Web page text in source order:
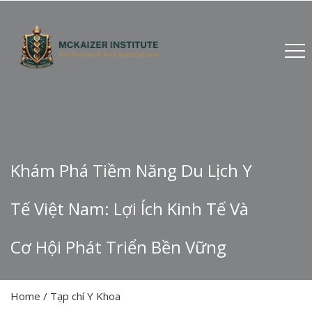
Khám Phá Tiềm Năng Du Lịch Y
Tế Việt Nam: Lợi Ích Kinh Tế Và
Cơ Hội Phát Triển Bền Vững
Home / Tạp chí Y Khoa